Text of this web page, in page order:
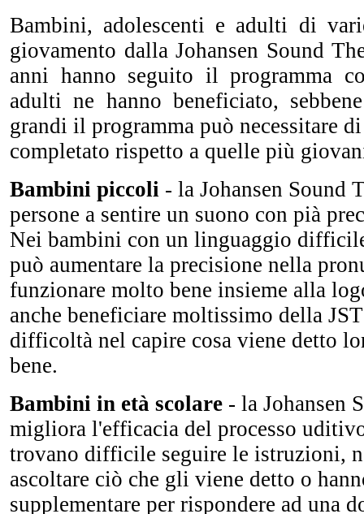
Bambini, adolescenti e adulti di
giovamento dalla Johansen Sound
anni hanno seguito il programma
adulti ne hanno beneficiato,
grandi il programma può necessitare
completato rispetto a quelle più
Bambini piccoli - la Johansen Sound
persone a sentire un suono con pià
Nei bambini con un linguaggio
può aumentare la precisione nella
funzionare molto bene insieme alla
anche beneficiare moltissimo della
difficoltà nel capire cosa viene detto
bene.
Bambini in età scolare - la Johansen
migliora l'efficacia del processo
trovano difficile seguire le istruzioni,
ascoltare ciò che gli viene detto o
supplementare per rispondere ad una